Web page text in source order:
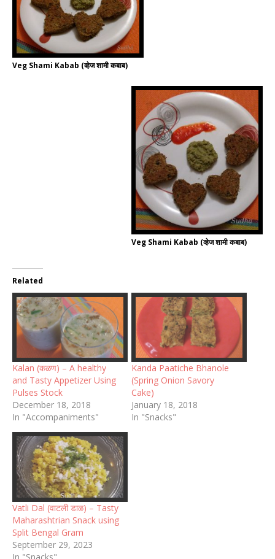
Veg Shami Kabab (व्हेज शामी कबाब)
Veg Shami Kabab (व्हेज शामी कबाब)
Related
Kalan (कळण) – A healthy
and Tasty Appetizer Using
Pulses Stock
December 18, 2018
In "Accompaniments"
Kanda Paatiche Bhanole
(Spring Onion Savory
Cake)
January 18, 2018
In "Snacks"
Vatli Dal (वाटली डाळ) – Tasty
Maharashtrian Snack using
Split Bengal Gram
September 29, 2023
In "Snacks"